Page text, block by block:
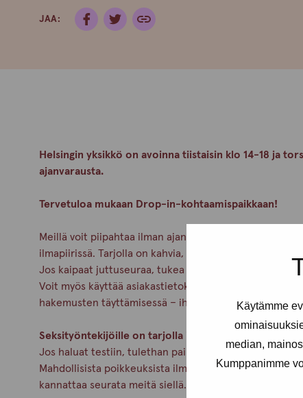
Käytämme
median,
Kumppanimme
JAA:
Helsingin yksikkö on avoinna tiistaisin klo 14-18 ja
ajanvarausta.
Tervetuloa mukaan Drop-in-kohtaamispaikkaan!
Meillä voit piipahtaa ilman ajanvarausta viettämään
ilmapiirissä. Tarjolla on kahvia, pientä purtavaa ja
Jos kaipaat juttuseuraa, tukea tai neuvoja, meidän
Voit myös käyttää asiakastietokonetta ja saat apua
hakemusten täyttämisessä – ihan rauhassa ja omassa
Seksityöntekijöille on tarjolla ilmaiset seksitautitestit
Jos haluat testiin, tulethan paikalle viimeistään klo
Mahdollisista poikkeuksista ilmoitamme aina Pro-
kannattaa seurata meitä siellä.